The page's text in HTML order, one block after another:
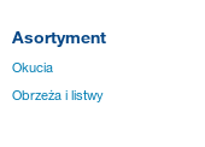
Asortyment
Okucia
Obrzeża i listwy